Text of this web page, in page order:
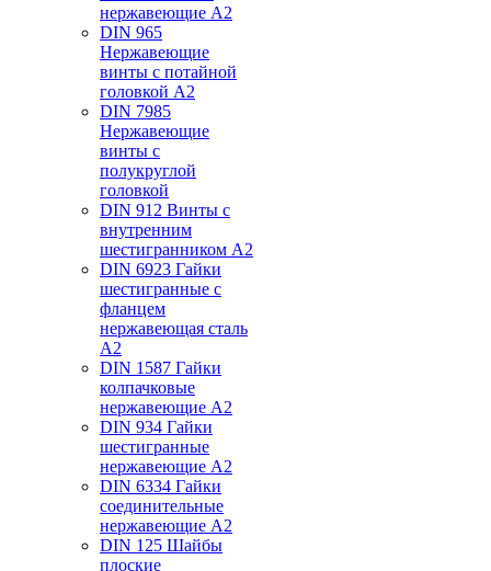
нержавеющие А2
DIN 965
Нержавеющие
винты с потайной
головкой А2
DIN 7985
Нержавеющие
винты с
полукруглой
головкой
DIN 912 Винты с
внутренним
шестигранником А2
DIN 6923 Гайки
шестигранные с
фланцем
нержавеющая сталь
А2
DIN 1587 Гайки
колпачковые
нержавеющие А2
DIN 934 Гайки
шестигранные
нержавеющие А2
DIN 6334 Гайки
соединительные
нержавеющие А2
DIN 125 Шайбы
плоские